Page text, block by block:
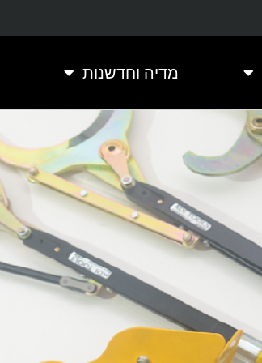
מדיה וחדשנות